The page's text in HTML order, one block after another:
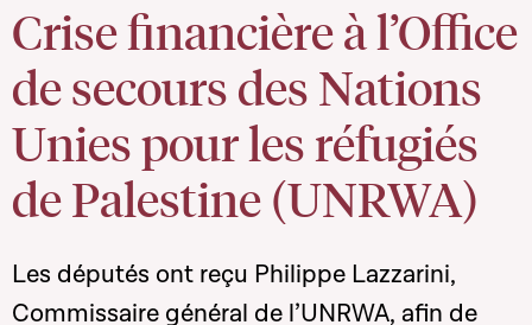
Crise financière à l’Office
de secours des Nations
Unies pour les réfugiés
de Palestine (UNRWA)
Les députés ont reçu Philippe Lazzarini,
Commissaire général de l’UNRWA, afin de